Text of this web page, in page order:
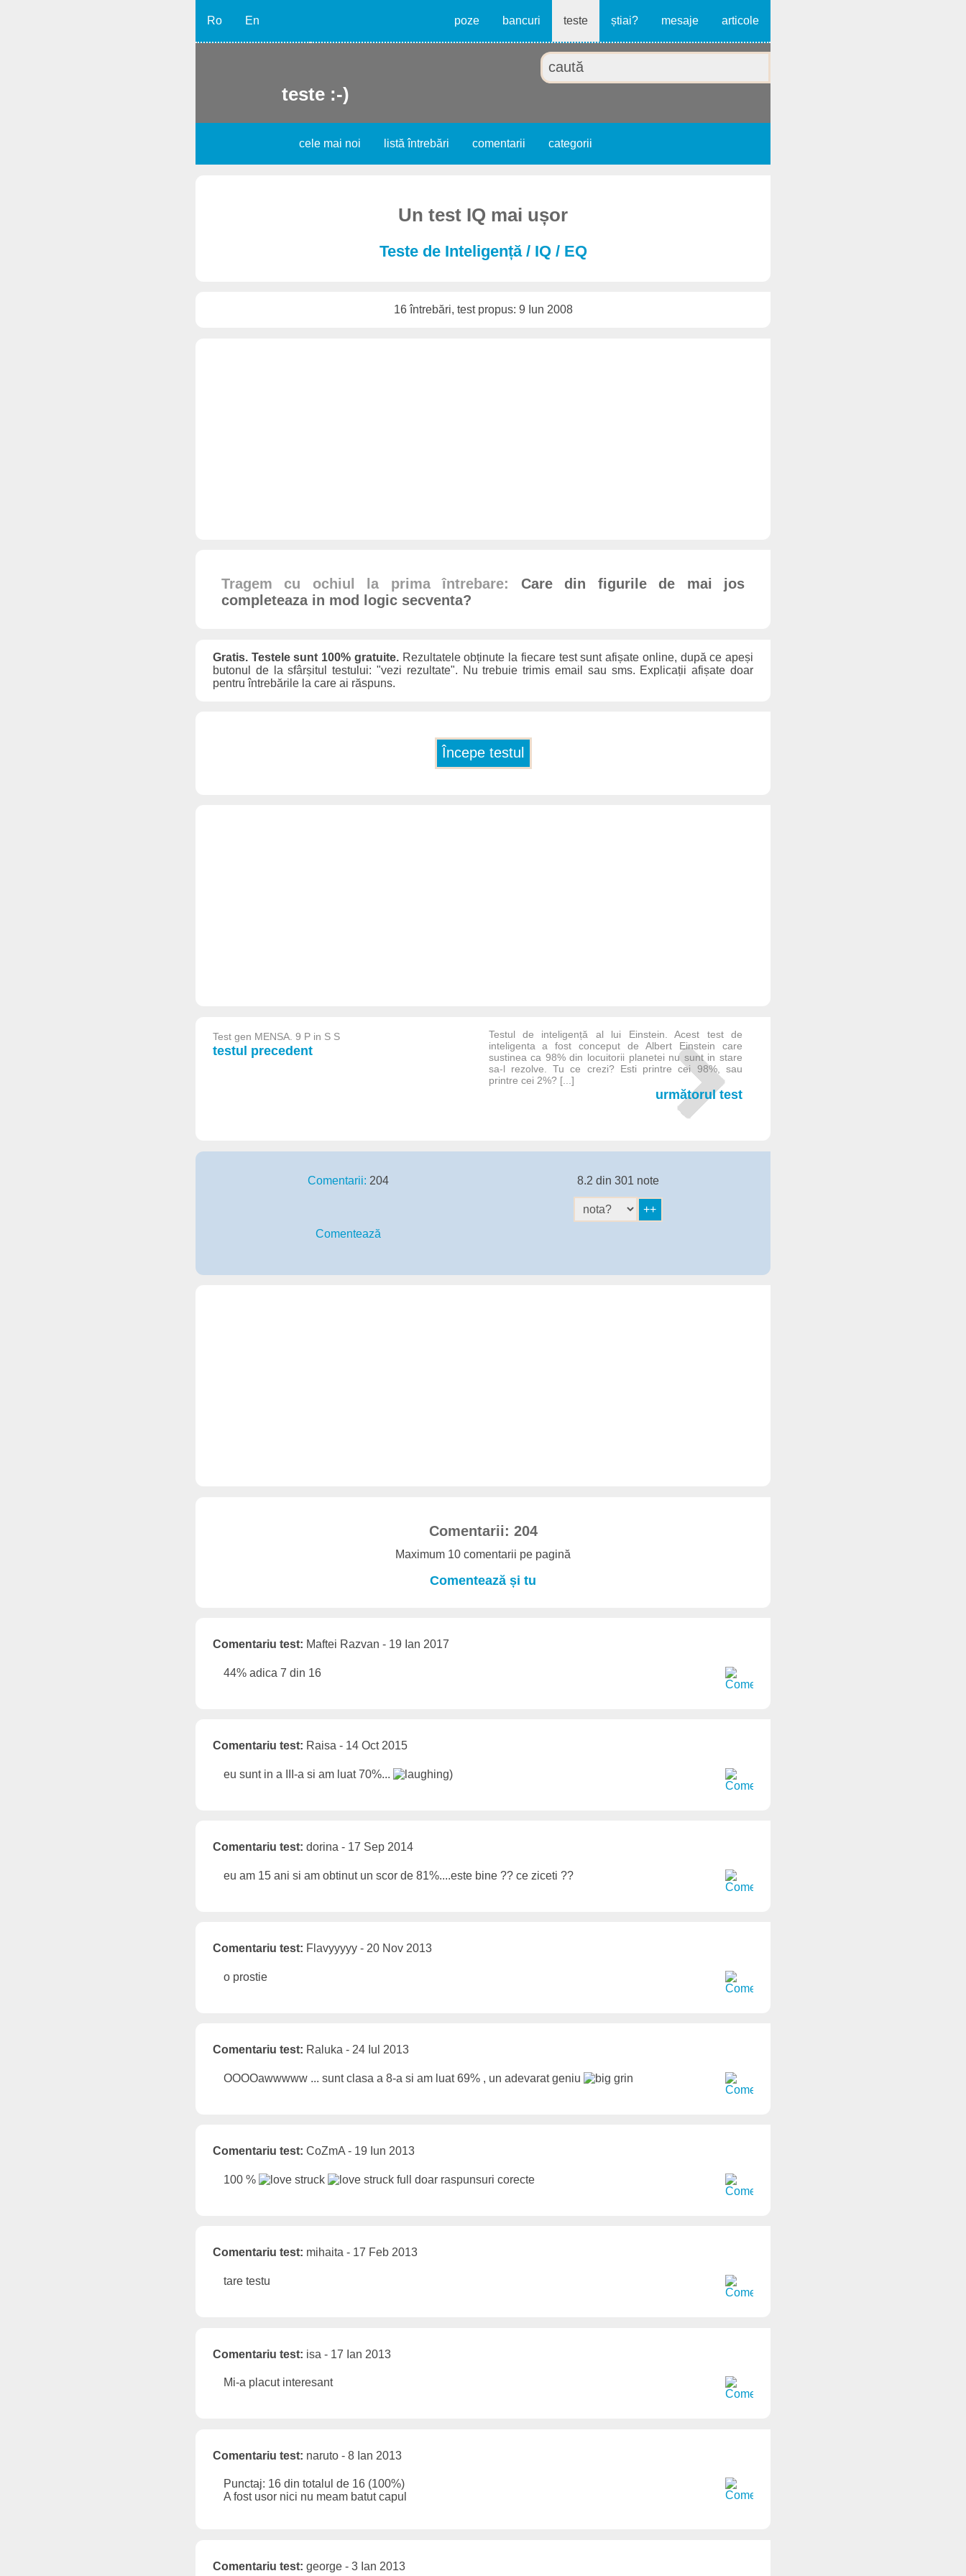
Ro En poze bancuri teste știai? mesaje articole
teste :-)
cele mai noi listă întrebări comentarii categorii
Un test IQ mai ușor
Teste de Inteligență / IQ / EQ
16 întrebări, test propus: 9 Iun 2008
Tragem cu ochiul la prima întrebare: Care din figurile de mai jos
completeaza in mod logic secventa?
Gratis. Testele sunt 100% gratuite.Rezultatele obținute la fiecare test sunt afișate online, după ce apeși
butonul de la sfârșitul testului: "vezi rezultate". Nu trebuie trimis email sau sms. Explicații afișate doar
pentru întrebările la care ai răspuns.
Test gen MENSA. 9 P in S S
testul precedent
Testul de inteligență al lui Einstein. Acest test de
inteligenta a fost conceput de Albert Einstein care
sustinea ca 98% din locuitorii planetei nu sunt in stare
sa-l rezolve. Tu ce crezi? Esti printre cei 98%, sau
printre cei 2%? [...]
următorul test
Comentarii: 204
Comentează
8.2 din 301 note
Comentarii: 204
Maximum 10 comentarii pe pagină
Comentează și tu
Comentariu test: Maftei Razvan - 19 Ian 2017
44% adica 7 din 16
Comentariu test: Raisa - 14 Oct 2015
eu sunt in a III-a si am luat 70%... )
Comentariu test: dorina - 17 Sep 2014
eu am 15 ani si am obtinut un scor de 81%....este bine ?? ce ziceti ??
Comentariu test: Flavyyyyy - 20 Nov 2013
o prostie
Comentariu test: Raluka - 24 Iul 2013
OOOOawwwww ... sunt clasa a 8-a si am luat 69% , un adevarat geniu
Comentariu test: CoZmA - 19 Iun 2013
100 % full doar raspunsuri corecte
Comentariu test: mihaita - 17 Feb 2013
tare testu
Comentariu test: isa - 17 Ian 2013
Mi-a placut interesant
Comentariu test: naruto - 8 Ian 2013
Punctaj: 16 din totalul de 16 (100%)
A fost usor nici nu meam batut capul
Comentariu test: george - 3 Ian 2013